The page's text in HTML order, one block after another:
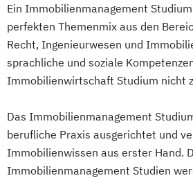
Rechtsakademie
Counter-Terrorism CVE
Crossmediale
Cultural Property Protection
Darmgesundheit
Data
Datenmanagement – Data
Demenzstudien
Design Thinking und
Ein Immobilienmanagement
perfekten Themenmix aus den
Recht, Ingenieurwesen und
sprachliche und soziale
Immobilienwirtschaft Studium nicht
Das Immobilienmanagement
berufliche Praxis ausgerichtet und
Immobilienwissen aus erster Hand.
Immobilienmanagement Studien